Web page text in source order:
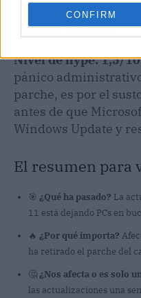
CONFIRM
Hype-O-Meter
Nivel de hype: 1,5/
pánico
parche, es por el
antes de que
Windows Update y
El resumen para
🎯 ¿Qué ha pasado? La
11 está dejando PCs en
🔥 ¿Por qué importa?
ha retirado el parche del
🤔¿Nos afecta o es solo
las actualizaciones una